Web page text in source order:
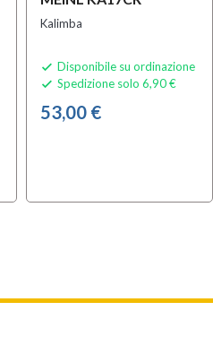
Kalimba
 Disponibile su ordinazione
 Spedizione solo 6,90 €
53,00 €